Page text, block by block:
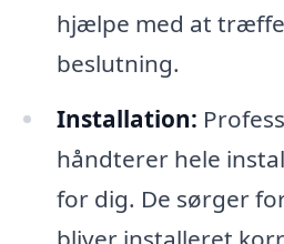
hjælpe med at
beslutning.
Installation:
håndterer hele
for dig. De sørger